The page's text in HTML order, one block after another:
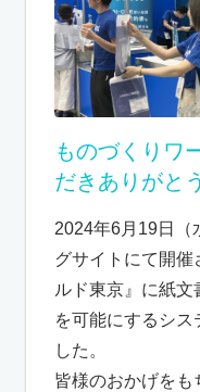
ものづくりワ
だきありがと
2024年6月19日（
グサイトにて開催
ルド東京』に紙
を可能にするシス
した。
皆様のおかげをも